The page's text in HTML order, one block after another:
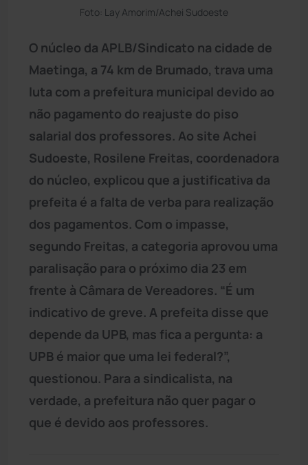
Foto: Lay Amorim/Achei Sudoeste
O núcleo da APLB/Sindicato na cidade de
Maetinga, a 74 km de Brumado, trava uma
luta com a prefeitura municipal devido ao
não pagamento do reajuste do piso
salarial dos professores. Ao site Achei
Sudoeste, Rosilene Freitas, coordenadora
do núcleo, explicou que a justificativa da
prefeita é a falta de verba para realização
dos pagamentos. Com o impasse,
segundo Freitas, a categoria aprovou uma
paralisação para o próximo dia 23 em
frente à Câmara de Vereadores. “É um
indicativo de greve. A prefeita disse que
depende da UPB, mas fica a pergunta: a
UPB é maior que uma lei federal?”,
questionou. Para a sindicalista, na
verdade, a prefeitura não quer pagar o
que é devido aos professores.